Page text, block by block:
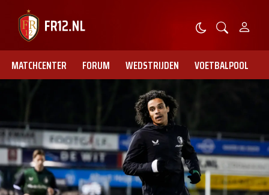
MATCHCENTER FORUM WEDSTRIJDEN VOETBALPOOL